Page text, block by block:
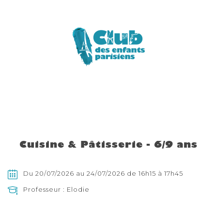
beginning
images
gallery
Cuisine & Pâtisserie - 6/9 ans
Du 20/07/2026 au 24/07/2026 de 16h15 à 17h45
Professeur : Elodie